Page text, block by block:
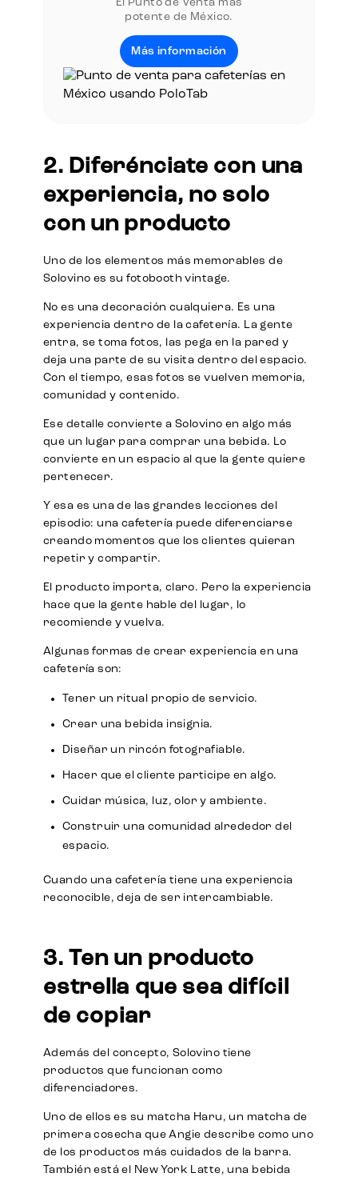
El Punto de Venta más
potente de México.
Más información
2. Diferénciate con una
experiencia, no solo
con un producto
Uno de los elementos más memorables de
Solovino es su fotobooth vintage.
No es una decoración cualquiera. Es una
experiencia dentro de la cafetería. La gente
entra, se toma fotos, las pega en la pared y
deja una parte de su visita dentro del espacio.
Con el tiempo, esas fotos se vuelven memoria,
comunidad y contenido.
Ese detalle convierte a Solovino en algo más
que un lugar para comprar una bebida. Lo
convierte en un espacio al que la gente quiere
pertenecer.
Y esa es una de las grandes lecciones del
episodio: una cafetería puede diferenciarse
creando momentos que los clientes quieran
repetir y compartir.
El producto importa, claro. Pero la experiencia
hace que la gente hable del lugar, lo
recomiende y vuelva.
Algunas formas de crear experiencia en una
cafetería son:
Tener un ritual propio de servicio.
Crear una bebida insignia.
Diseñar un rincón fotografiable.
Hacer que el cliente participe en algo.
Cuidar música, luz, olor y ambiente.
Construir una comunidad alrededor del
espacio.
Cuando una cafetería tiene una experiencia
reconocible, deja de ser intercambiable.
3. Ten un producto
estrella que sea difícil
de copiar
Además del concepto, Solovino tiene
productos que funcionan como
diferenciadores.
Uno de ellos es su matcha Haru, un matcha de
primera cosecha que Angie describe como uno
de los productos más cuidados de la barra.
También está el New York Latte, una bebida